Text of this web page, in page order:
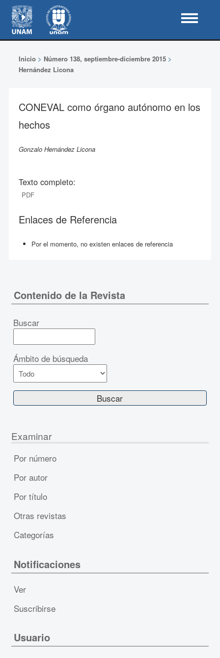
Inicio> Número 138, septiembre-diciembre 2015>
Hernández Licona
CONEVAL como órgano autónomo en los
hechos
Gonzalo Hernández Licona
Texto completo:
PDF
Enlaces de Referencia
Por el momento, no existen enlaces de referencia
Contenido de la Revista
Buscar
Ámbito de búsqueda
Examinar
Por número
Por autor
Por título
Otras revistas
Categorías
Notificaciones
Ver
Suscribirse
Usuario